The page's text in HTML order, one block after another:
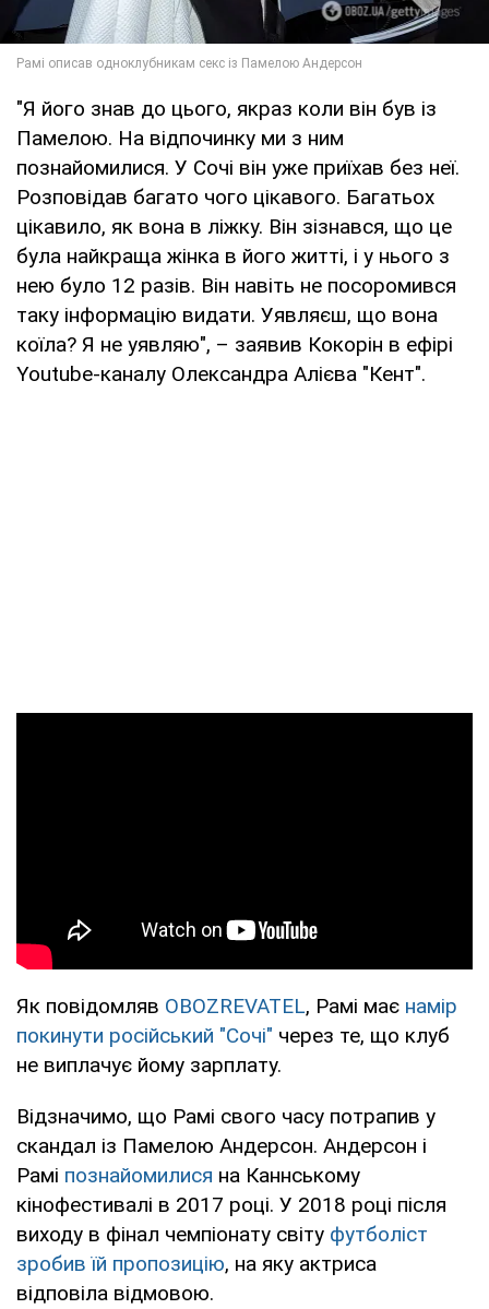
"Я його знав до цього, якраз коли він був із
Памелою. На відпочинку ми з ним
познайомилися. У Сочі він уже приїхав без неї.
Розповідав багато чого цікавого. Багатьох
цікавило, як вона в ліжку. Він зізнався, що це
була найкраща жінка в його житті, і у нього з
нею було 12 разів. Він навіть не посоромився
таку інформацію видати. Уявляєш, що вона
коїла? Я не уявляю", – заявив Кокорін в ефірі
Youtube-каналу Олександра Алієва "Кент".
Як повідомляв OBOZREVATEL, Рамі має намір
покинути російський "Сочі" через те, що клуб
не виплачує йому зарплату.
Відзначимо, що Рамі свого часу потрапив у
скандал із Памелою Андерсон. Андерсон і
Рамі познайомилися на Каннському
кінофестивалі в 2017 році. У 2018 році після
виходу в фінал чемпіонату світу футболіст
зробив їй пропозицію, на яку актриса
відповіла відмовою.